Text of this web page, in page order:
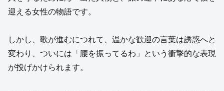
迎える女性の物語です。
しかし、歌が進むにつれて、温かな歓迎の言葉は誘惑へと
変わり、ついには「腰を振ってるわ」という衝撃的な表現
が投げかけられます。